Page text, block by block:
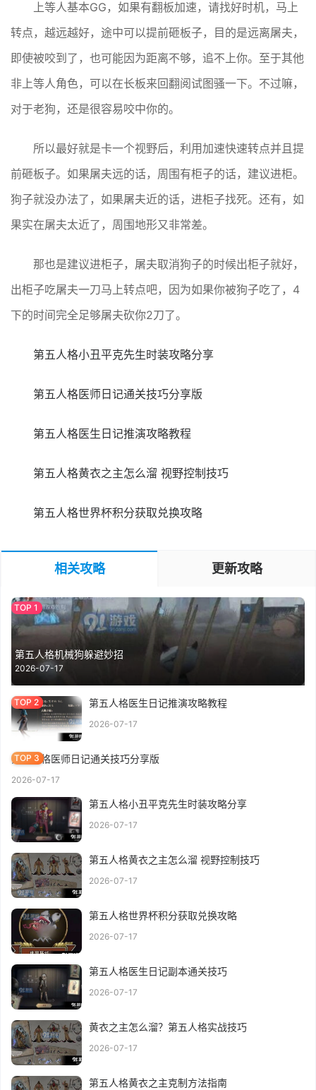
上等人基本GG，如果有翻板加速，请找好时机，马上
转点，越远越好，途中可以提前砸板子，目的是远离屠夫，
即使被咬到了，也可能因为距离不够，追不上你。至于其他
非上等人角色，可以在长板来回翻阅试图骚一下。不过嘛，
对于老狗，还是很容易咬中你的。
所以最好就是卡一个视野后，利用加速快速转点并且提
前砸板子。如果屠夫远的话，周围有柜子的话，建议进柜。
狗子就没办法了，如果屠夫近的话，进柜子找死。还有，如
果实在屠夫太近了，周围地形又非常差。
那也是建议进柜子，屠夫取消狗子的时候出柜子就好，
出柜子吃屠夫一刀马上转点吧，因为如果你被狗子吃了，4
下的时间完全足够屠夫砍你2刀了。
第五人格小丑平克先生时装攻略分享
第五人格医师日记通关技巧分享版
第五人格医生日记推演攻略教程
第五人格黄衣之主怎么溜 视野控制技巧
第五人格世界杯积分获取兑换攻略
相关攻略 更新攻略
第五人格机械狗躲避妙招
2026-07-17
第五人格医生日记推演攻略教程
2026-07-17
第五人格医师日记通关技巧分享版
2026-07-17
第五人格小丑平克先生时装攻略分享
2026-07-17
第五人格黄衣之主怎么溜 视野控制技巧
2026-07-17
第五人格世界杯积分获取兑换攻略
2026-07-17
第五人格医生日记副本通关技巧
2026-07-17
黄衣之主怎么溜？第五人格实战技巧
2026-07-17
第五人格黄衣之主克制方法指南